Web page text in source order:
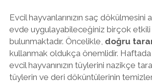
Evcil hayvanlarınızın saç dökülmesini
evde uygulayabileceğiniz birçok
bulunmaktadır. Öncelikle, doğru
kullanmak oldukça önemlidir. Haftada
evcil hayvanınızın tüylerini nazikçe
tüylerin ve deri döküntülerinin